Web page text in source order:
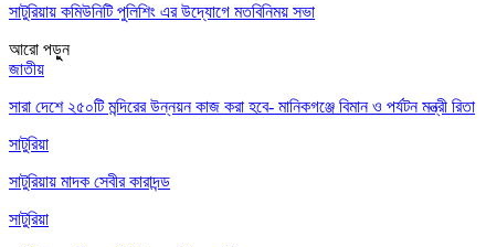
সাটুরিয়ায় কমিউনিটি পুলিশিং এর উদ্যোগে মতবিনিময় সভা
আরো পড়ুুন
জাতীয়
সারা দেশে ২৫০টি মন্দিরের উন্নয়ন কাজ করা হবে- মানিকগঞ্জে বিমান ও পর্যটন মন্ত্রী রিতা
সাটুরিয়া
সাটুরিয়ায় মাদক সেবীর কারাদন্ড
সাটুরিয়া